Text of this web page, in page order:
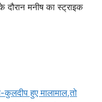
मनीष का स्ट्राइक
हुए मालामाल,तो